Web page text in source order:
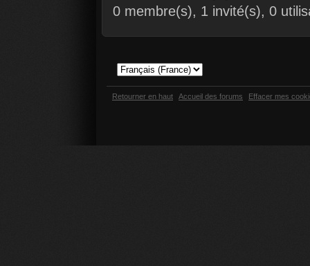
0 membre(s), 1 invité(s), 0
Retourner en haut Accueil des forums Effacer mes